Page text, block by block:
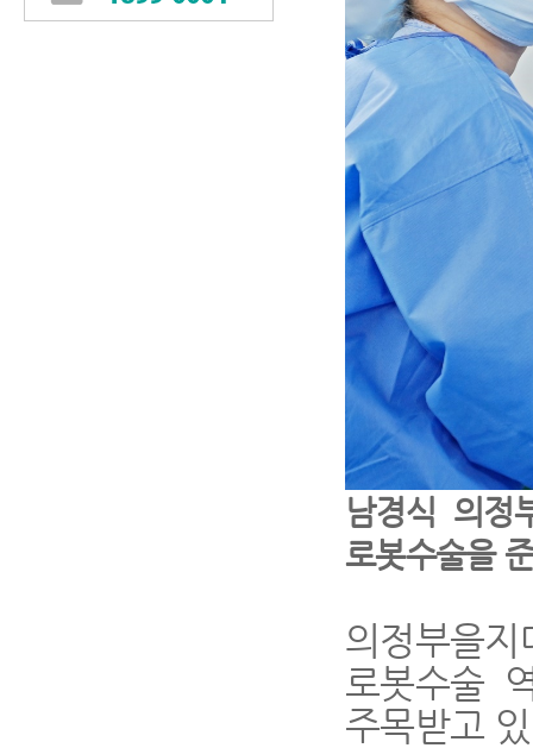
남경식 의정
로봇수술을
의정부을지
로봇수술
주목받고